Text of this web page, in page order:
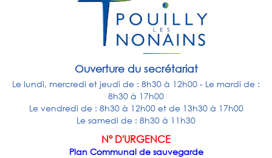
Ouverture du secrétariat
Le lundi, mercredi et jeudi de : 8h30 à 12h00 - Le mardi de :
8h30 à 17h00
Le vendredi de : 8h30 à 12h00 et de 13h30 à 17h00
Le samedi de : 8h30 à 11h30
N° D'URGENCE
Plan Communal de sauvegarde